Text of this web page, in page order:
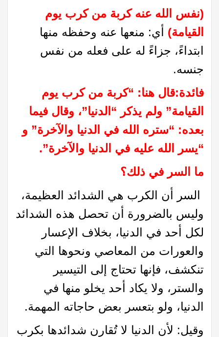
(نفس الله عنه كربة من كرب يوم
القيامة) أي: منعها عنه وحفظه منها
ابتداءً، جزاءً له على فعله من نفس
جنسه.
فائدة:قال هنا: “كربة من كرب يوم
القيامة” ولم يذكر “الدنيا”، وقال فيما
بعده: “ستره الله في الدنيا والآخرة” و
“يسر الله عليه في الدنيا والآخرة”.
ما السر في ذلك؟
السر أن الكرب هي الشدائد العظيمة،
وليس بالضرورة أن تحصل هذه الشدائد
لكل أحد في الدنيا، بخلاف الإعسار
والعورات من المعاصي ونحوها التي
تنكشف، فإنها تحتاج إلى التيسير
والستر، ولا يكاد أحد يخلو منها في
الدنيا، ولو بتعسر بعض حاجاته المهمة.
وقيل: لأن الدنيا لا تُقارن شدائدها بكرب